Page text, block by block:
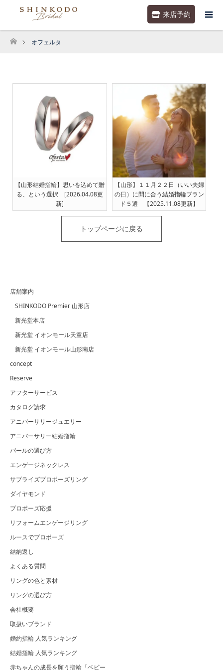
来店予約
ホーム
オフェルタ
【山形結婚指輪】思いを込めて贈
る、という選択 [2026.04.08更
新]
【山形】１１月２２日（いい夫婦
の日）に間に合う結婚指輪ブラン
ド５選 【2025.11.08更新】
トップページに戻る
店舗案内
SHINKODO Premier 山形店
新光堂本店
新光堂 イオンモール天童店
新光堂 イオンモール山形南店
concept
Reserve
アフターサービス
カタログ請求
アニバーサリージュエリー
アニバーサリー結婚指輪
パールの選び方
エンゲージネックレス
サプライズプロポーズリング
ダイヤモンド
プロポーズ応援
リフォームエンゲージリング
ルースでプロポーズ
結納返し
よくある質問
リングの色と素材
リングの選び方
会社概要
取扱いブランド
婚約指輪 人気ランキング
結婚指輪 人気ランキング
赤ちゃんの成長を願う指輪「ベビー